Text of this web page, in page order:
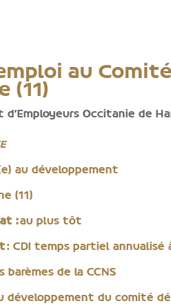
au
(11)
d'Employeurs Occitanie de
au développement
(11)
:au plus tôt
: CDI temps partiel annualisé
barèmes de la CCNS
développement du comité